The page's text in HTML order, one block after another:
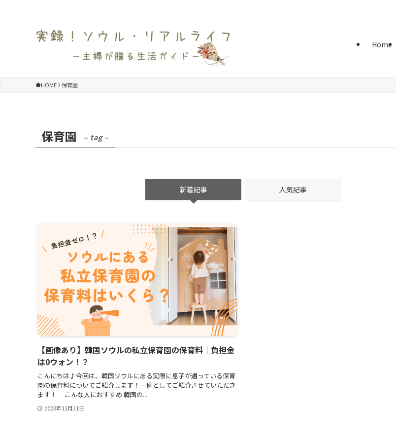
Home
HOME 保育園
保育園 – tag –
新着記事 人気記事
【画像あり】韓国ソウルの私立保育園の保育料｜負担金
は0ウォン！？
こんにちは♪今回は、韓国ソウルにある実際に息子が通っている保育
園の保育料についてご紹介します！一例としてご紹介させていただき
ます！ こんな人におすすめ 韓国の...
2023年11月21日